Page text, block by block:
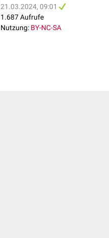
21.03.2024, 09:01
1.687 Aufrufe
Nutzung: BY-NC-SA